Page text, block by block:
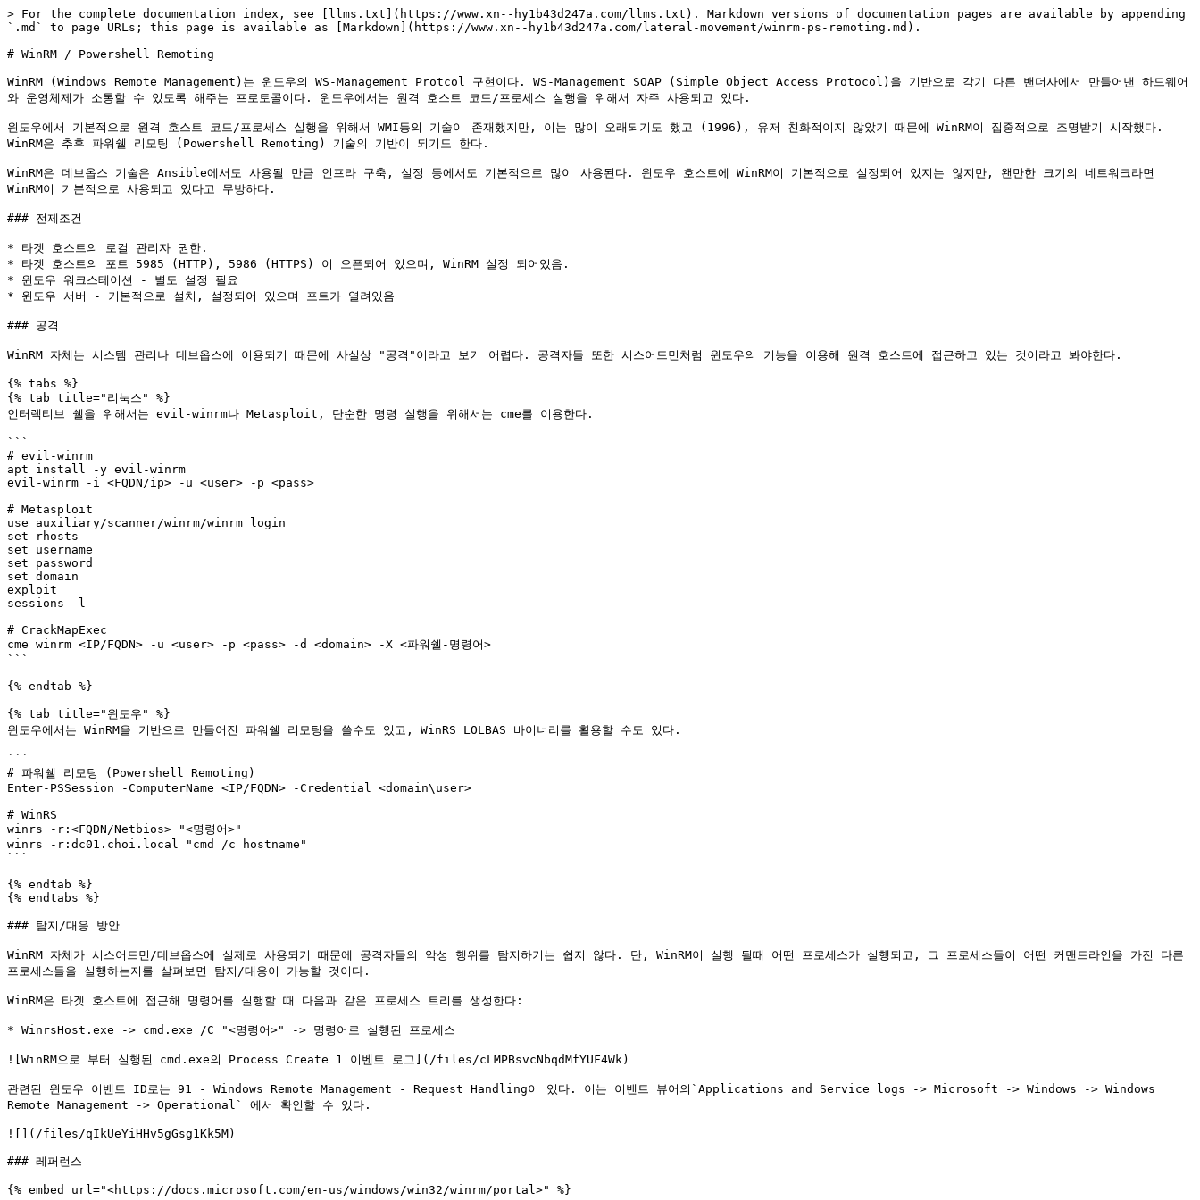
> For the complete documentation index, see [llms.txt](https://www.xn--hy1b43d247a.com/llms.txt). Markdown versions of documentation pages are available by appending
`.md` to page URLs; this page is available as [Markdown](https://www.xn--hy1b43d247a.com/lateral-movement/winrm-ps-remoting.md).
# WinRM / Powershell Remoting
WinRM (Windows Remote Management)는 윈도우의 WS-Management Protcol 구현이다. WS-Management SOAP (Simple Object Access Protocol)을 기반으로 각기 다른 밴더사에서 만들어낸 하드웨어
와 운영체제가 소통할 수 있도록 해주는 프로토콜이다. 윈도우에서는 원격 호스트 코드/프로세스 실행을 위해서 자주 사용되고 있다.
윈도우에서 기본적으로 원격 호스트 코드/프로세스 실행을 위해서 WMI등의 기술이 존재했지만, 이는 많이 오래되기도 했고 (1996), 유저 친화적이지 않았기 때문에 WinRM이 집중적으로 조명받기 시작했다.
WinRM은 추후 파워쉘 리모팅 (Powershell Remoting) 기술의 기반이 되기도 한다.
WinRM은 데브옵스 기술은 Ansible에서도 사용될 만큼 인프라 구축, 설정 등에서도 기본적으로 많이 사용된다. 윈도우 호스트에 WinRM이 기본적으로 설정되어 있지는 않지만, 왠만한 크기의 네트워크라면
WinRM이 기본적으로 사용되고 있다고 무방하다.
### 전제조건
* 타겟 호스트의 로컬 관리자 권한.
* 타겟 호스트의 포트 5985 (HTTP), 5986 (HTTPS) 이 오픈되어 있으며, WinRM 설정 되어있음.
* 윈도우 워크스테이션 - 별도 설정 필요
* 윈도우 서버 - 기본적으로 설치, 설정되어 있으며 포트가 열려있음
### 공격
WinRM 자체는 시스템 관리나 데브옵스에 이용되기 때문에 사실상 "공격"이라고 보기 어렵다. 공격자들 또한 시스어드민처럼 윈도우의 기능을 이용해 원격 호스트에 접근하고 있는 것이라고 봐야한다.
{% tabs %}
{% tab title="리눅스" %}
인터렉티브 쉘을 위해서는 evil-winrm나 Metasploit, 단순한 명령 실행을 위해서는 cme를 이용한다.
```
# evil-winrm
apt install -y evil-winrm
evil-winrm -i <FQDN/ip> -u <user> -p <pass>
# Metasploit
use auxiliary/scanner/winrm/winrm_login
set rhosts
set username
set password
set domain
exploit
sessions -l
# CrackMapExec
cme winrm <IP/FQDN> -u <user> -p <pass> -d <domain> -X <파워쉘-명령어>
```
{% endtab %}
{% tab title="윈도우" %}
윈도우에서는 WinRM을 기반으로 만들어진 파워쉘 리모팅을 쓸수도 있고, WinRS LOLBAS 바이너리를 활용할 수도 있다.
```
# 파워쉘 리모팅 (Powershell Remoting)
Enter-PSSession -ComputerName <IP/FQDN> -Credential <domain\user>
# WinRS
winrs -r:<FQDN/Netbios> "<명령어>"
winrs -r:dc01.choi.local "cmd /c hostname"
```
{% endtab %}
{% endtabs %}
### 탐지/대응 방안
WinRM 자체가 시스어드민/데브옵스에 실제로 사용되기 때문에 공격자들의 악성 행위를 탐지하기는 쉽지 않다. 단, WinRM이 실행 될때 어떤 프로세스가 실행되고, 그 프로세스들이 어떤 커맨드라인을 가진 다른
프로세스들을 실행하는지를 살펴보면 탐지/대응이 가능할 것이다.
WinRM은 타겟 호스트에 접근해 명령어를 실행할 때 다음과 같은 프로세스 트리를 생성한다:
* WinrsHost.exe -> cmd.exe /C "<명령어>" -> 명령어로 실행된 프로세스
![WinRM으로 부터 실행된 cmd.exe의 Process Create 1 이벤트 로그](/files/cLMPBsvcNbqdMfYUF4Wk)
관련된 윈도우 이벤트 ID로는 91 - Windows Remote Management - Request Handling이 있다. 이는 이벤트 뷰어의`Applications and Service logs -> Microsoft -> Windows -> Windows
Remote Management -> Operational` 에서 확인할 수 있다.
![](/files/qIkUeYiHHv5gGsg1Kk5M)
### 레퍼런스
{% embed url="<https://docs.microsoft.com/en-us/windows/win32/winrm/portal>" %}